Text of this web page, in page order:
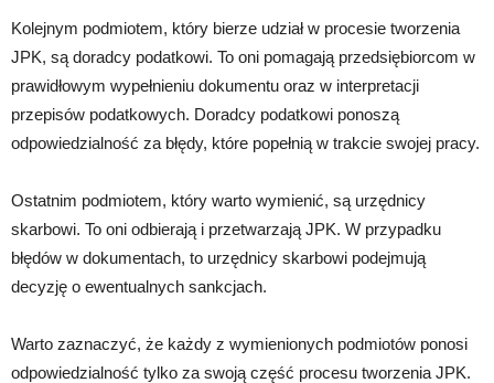
Kolejnym podmiotem, który bierze udział w procesie tworzenia
JPK, są doradcy podatkowi. To oni pomagają przedsiębiorcom w
prawidłowym wypełnieniu dokumentu oraz w interpretacji
przepisów podatkowych. Doradcy podatkowi ponoszą
odpowiedzialność za błędy, które popełnią w trakcie swojej pracy.
Ostatnim podmiotem, który warto wymienić, są urzędnicy
skarbowi. To oni odbierają i przetwarzają JPK. W przypadku
błędów w dokumentach, to urzędnicy skarbowi podejmują
decyzję o ewentualnych sankcjach.
Warto zaznaczyć, że każdy z wymienionych podmiotów ponosi
odpowiedzialność tylko za swoją część procesu tworzenia JPK.